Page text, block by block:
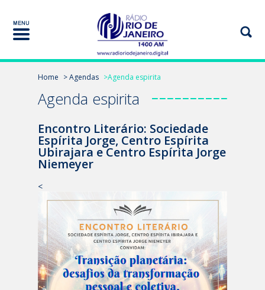
Home > Agendas >Agenda espirita
Agenda espirita
Encontro Literário: Sociedade
Espírita Jorge, Centro Espírita
Ubirajara e Centro Espírita Jorge
Niemeyer
<